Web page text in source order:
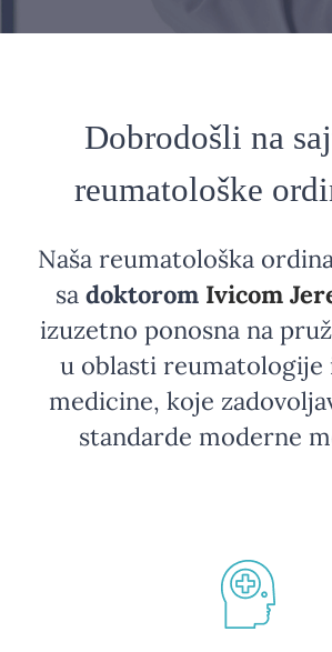
Dobrodošli na
reumatološke
Naša reumatološka
sadoktorom Ivicom
izuzetno ponosna na
u oblasti reumatologije
medicine, koje
standarde moderne